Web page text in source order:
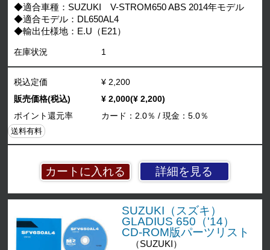
◆適合車種：SUZUKI V-STROM650 ABS 2014年モデル
◆適合モデル：DL650AL4
◆輸出仕様地：E.U（E21）
在庫状況 1
詳細を見る
税込定価
¥ 2,200
販売価格(税込)
¥ 2,000(¥ 2,200)
ポイント還元率
カード：2.0％ / 現金：5.0％
送料有料
SUZUKI（スズキ）
GLADIUS 650（'14）
CD-ROM版パーツリスト
（SUZUKI）